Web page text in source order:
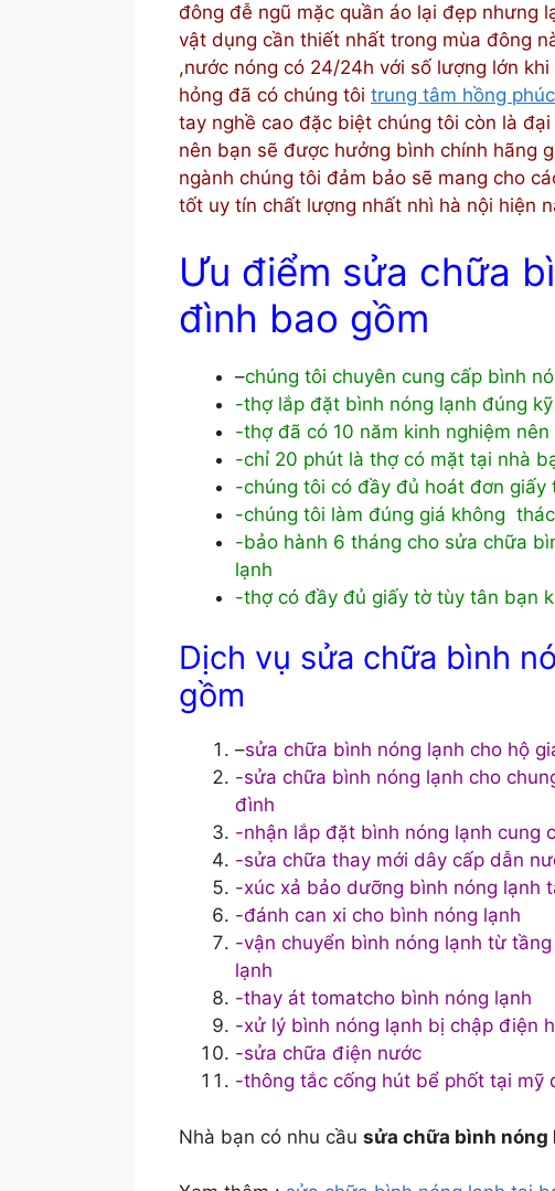
đông đễ ngũ mặc quần áo lại đẹp nhưng
vật dụng cần thiết nhất trong mùa đông
,nước nóng có 24/24h với số lượng lớn
hỏng đã có chúng tôi trung tâm hồng phúc
tay nghề cao đặc biệt chúng tôi còn là
nên bạn sẽ được hưởng bình chính hãng
ngành chúng tôi đảm bảo sẽ mang cho
tốt uy tín chất lượng nhất nhì hà nội hiện
Ưu điểm sửa chữa
đình bao gồm
–chúng tôi chuyên cung cấp bình
-thợ lắp đặt bình nóng lạnh đúng
-thợ đã có 10 năm kinh nghiệm
-chỉ 20 phút là thợ có mặt tại nhà
-chúng tôi có đầy đủ hoát đơn giấy
-chúng tôi làm đúng giá không
-bảo hành 6 tháng cho sửa chữa
lạnh
-thợ có đầy đủ giấy tờ tùy tân bạn
Dịch vụ sửa chữa bình
gồm
–sửa chữa bình nóng lạnh cho hộ
-sửa chữa bình nóng lạnh cho
đình
-nhận lắp đặt bình nóng lạnh cung
-sửa chữa thay mới dây cấp dẫn
-xúc xả bảo dưỡng bình nóng lạnh
-đánh can xi cho bình nóng lạnh
-vận chuyển bình nóng lạnh từ
lạnh
-thay át tomatcho bình nóng lạnh
-xử lý bình nóng lạnh bị chập điện
-sửa chữa điện nước
-thông tắc cống hút bể phốt tại mỹ
Nhà bạn có nhu cầu sửa chữa bình nóng